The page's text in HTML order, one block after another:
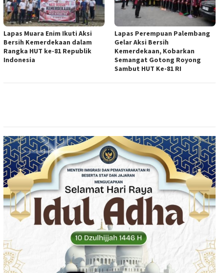
Lapas Muara Enim Ikuti Aksi
Bersih Kemerdekaan dalam
Rangka HUT ke-81 Republik
Indonesia
Lapas Perempuan Palembang
Gelar Aksi Bersih
Kemerdekaan, Kobarkan
Semangat Gotong Royong
Sambut HUT Ke-81 RI